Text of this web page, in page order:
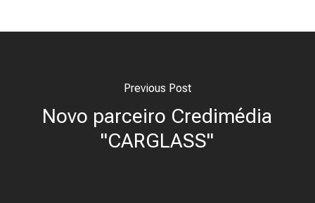
Previous Post
Novo parceiro Credimédia
"CARGLASS"